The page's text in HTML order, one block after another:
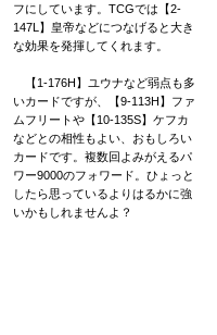
フにしています。TCGでは【2-
147L】皇帝などにつなげると大き
な効果を発揮してくれます。
【1-176H】ユウナなど弱点も多
いカードですが、【9-113H】ファ
ムフリートや【10-135S】ケフカ
などとの相性もよい、おもしろい
カードです。複数回よみがえるパ
ワー9000のフォワード。ひょっと
したら思っているよりはるかに強
いかもしれませんよ？